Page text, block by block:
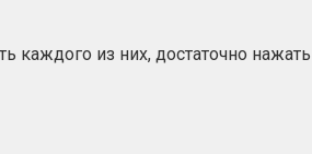
каждого из них, достаточно